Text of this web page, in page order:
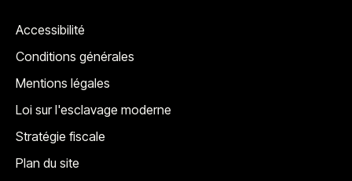
Accessibilité
Conditions générales
Mentions légales
Loi sur l'esclavage moderne
Stratégie fiscale
Plan du site